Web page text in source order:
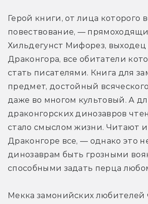
Герой книги, от лица которого
повествование, —
Хильдегунст Мифорез, выходец
Драконгора, все обитатели
стать писателями. Книга для
предмет, достойный
даже во многом культовый. А
драконгорских динозавров
стало смыслом жизни. Читают
Драконгоре все, — однако это
динозаврам быть грозными
способными задать перца
Мекка замонийских любителей